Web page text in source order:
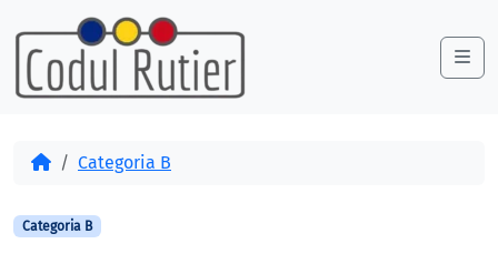
Skip to content
Skip to footer
AcasăCategoria B
Categoria B